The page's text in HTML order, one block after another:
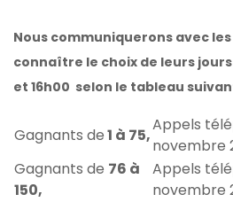
Nous communiquerons avec
connaître le choix de leurs
et 16h00 selon le tableau
Gagnants de1 à 75,
Appels
novembre
Gagnants de 76 à
150,
Appels
novembre